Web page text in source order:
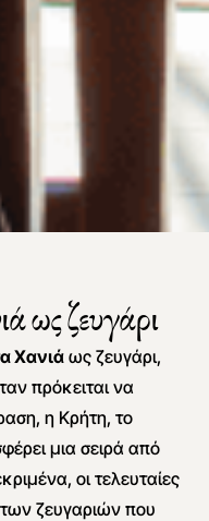
ως ζευγάρι
Χανιά ως ζευγάρι,
πρόκειται να
η Κρήτη, το
μια σειρά από
οι τελευταίες
των ζευγαριών που